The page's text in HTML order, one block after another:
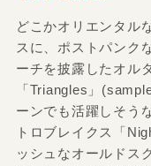
どこかオリエンタル
スに、ポストパンク
ーチを披露したオル
「Triangles」
ーンでも活躍しそう
トロブレイクス「
ッシュなオールドス